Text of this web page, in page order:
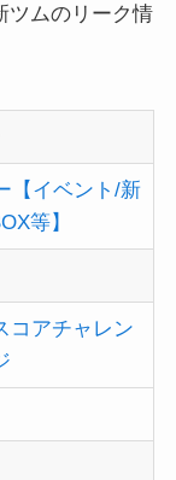
ツムのリーク情
【イベント/新
等】
コアチャレン